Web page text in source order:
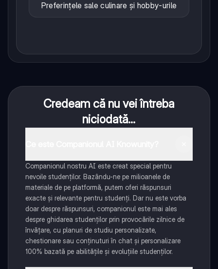
Preferințele sale culinare și hobby-urile
Credeam că nu vei întreba
niciodată...
Companionul nostru AI este creat special pentru
nevoile studenților. Bazându-ne pe milioanele de
materiale de pe platformă, putem oferi răspunsuri
exacte și relevante pentru studenți. Dar nu este vorba
doar despre răspunsuri, companionul este mai ales
despre ghidarea studenților prin provocările zilnice de
învățare, cu planuri de studiu personalizate,
chestionare sau conținuturi în chat și personalizare
100% bazată pe abilitățile și evoluțiile studenților.